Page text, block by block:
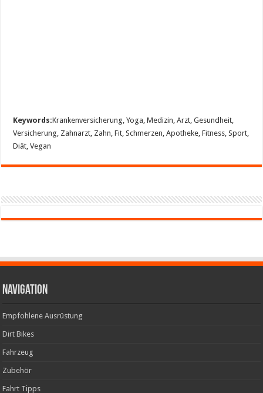
Keywords:Krankenversicherung, Yoga, Medizin, Arzt, Gesundheit,
Versicherung, Zahnarzt, Zahn, Fit, Schmerzen, Apotheke, Fitness, Sport,
Diät, Vegan
Navigation
Empfohlene Ausrüstung
Dirt Bikes
Fahrzeug
Zubehör
Fahrt Tipps